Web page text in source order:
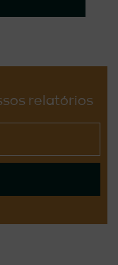
relatórios